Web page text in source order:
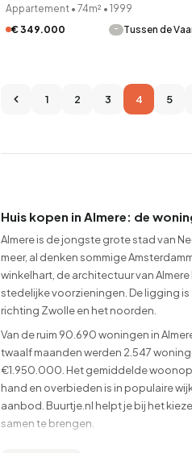
Appartement • 74m² • 1999
€ 349.000
- Tussen de
1 2 3 4 5
Huis kopen in Almere: de
Almere is de jongste grote stad van
meer, al denken sommige
winkelhart, de architectuur van
stedelijke voorzieningen. De ligging is
richting Zwolle en het noorden.
Van de ruim 90.690 woningen in
twaalf maanden werden 2.547
€1.950.000. Het gemiddelde
hand en overbieden is in populaire
aanbod. Buurtje.nl helpt je bij het
samen te brengen.